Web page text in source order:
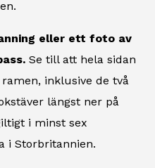
eller ett foto av
Se till att hela sidan
inklusive de två
längst ner på
i minst sex
i Storbritannien.